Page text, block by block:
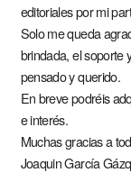
editoriales por mi
Solo me queda
brindada, el soporte
pensado y querido.
En breve podréis
e interés.
Muchas gracias a
Joaquin García